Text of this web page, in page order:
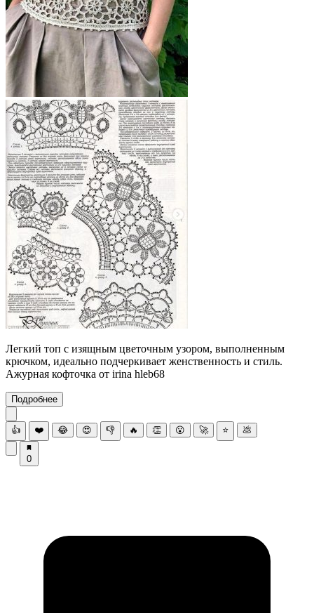
Легкий топ с изящным цветочным узором, выполненным
крючком, идеально подчеркивает женственность и стиль.
Ажурная кофточка от irina hleb68
Подробнее
👍 ❤️ 😂 😍 👎 🔥 👏 😮 🚀 ⭐ 💩
0